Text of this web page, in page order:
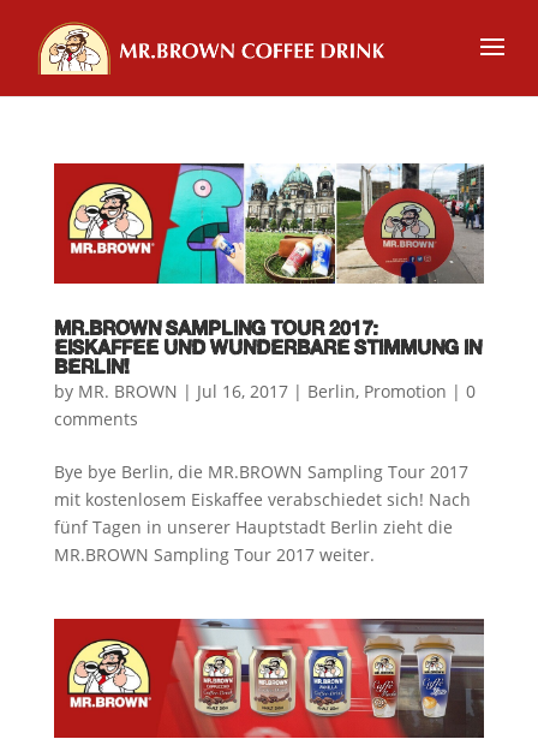
MR.BROWN SAMPLING TOUR 2017:
EISKAFFEE UND WUNDERBARE STIMMUNG IN
BERLIN!
by MR. BROWN | Jul 16, 2017| Berlin, Promotion | 0
comments
Bye bye Berlin, die MR.BROWN Sampling Tour 2017
mit kostenlosem Eiskaffee verabschiedet sich! Nach
fünf Tagen in unserer Hauptstadt Berlin zieht die
MR.BROWN Sampling Tour 2017 weiter.